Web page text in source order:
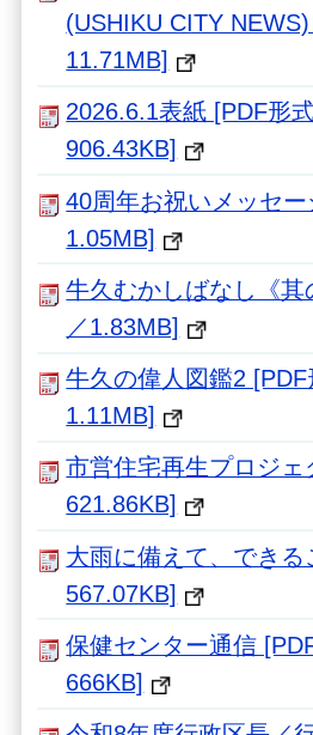
(USHIKU CITY
11.71MB]
2026.6.1表紙 [PDF形
906.43KB]
40周年お祝いメッセー
1.05MB]
牛久むかしばなし《其
／1.83MB]
牛久の偉人図鑑2 [PDF
1.11MB]
市営住宅再生プロジェ
621.86KB]
大雨に備えて、できる
567.07KB]
保健センター通信
666KB]